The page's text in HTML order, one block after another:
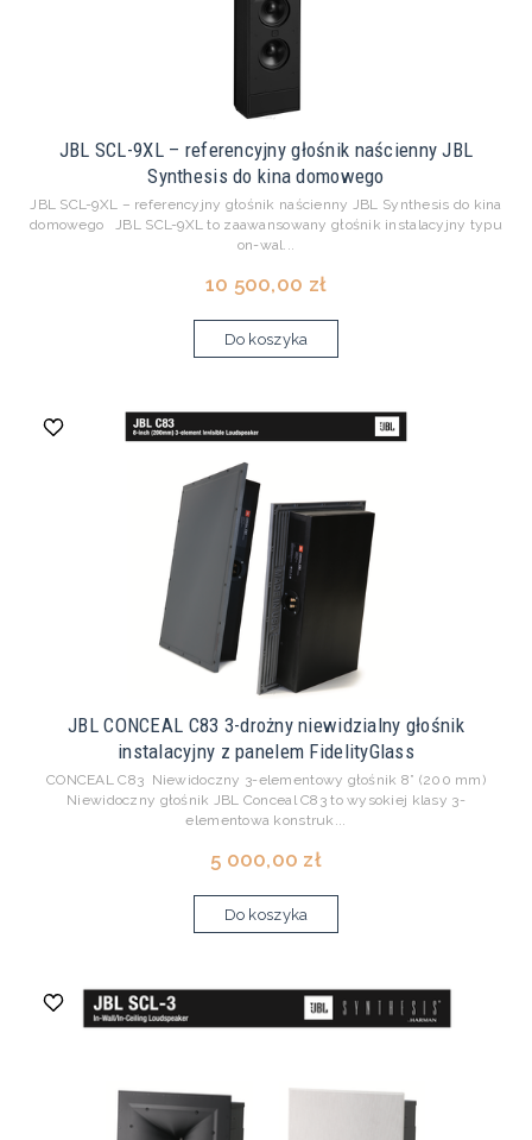
JBL SCL-9XL – referencyjny głośnik naścienny JBL
Synthesis do kina domowego
JBL SCL-9XL – referencyjny głośnik naścienny JBL Synthesis do kina
domowego JBL SCL-9XL to zaawansowany głośnik instalacyjny typu
on-wal...
10 500,00 zł
Do koszyka
JBL CONCEAL C83 3-drożny niewidzialny głośnik
instalacyjny z panelem FidelityGlass
CONCEAL C83 Niewidoczny 3-elementowy głośnik 8” (200 mm)
Niewidoczny głośnik JBL Conceal C83 to wysokiej klasy 3-
elementowa konstruk...
5 000,00 zł
Do koszyka